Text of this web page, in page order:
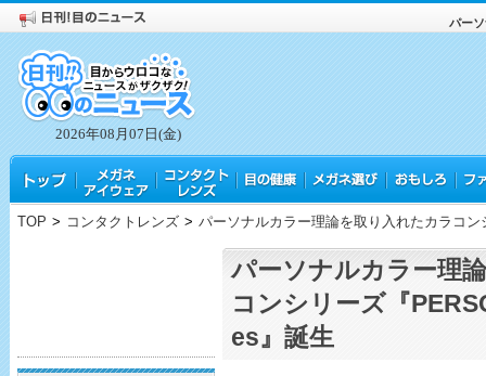
2026年08月07日(金)
パー
TOP > コンタクトレンズ > パーソナルカラー理論を取り入れたカラコ
パーソナルカラー理
コンシリーズ『
es』誕生